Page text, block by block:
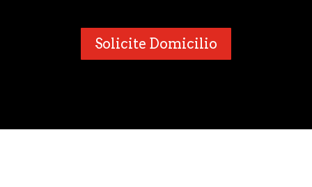
Solicite Domicilio